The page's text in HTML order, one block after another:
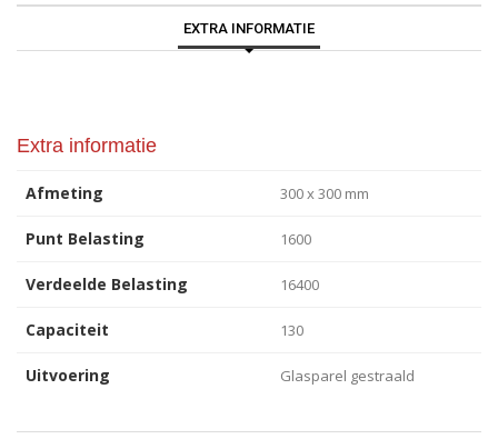
EXTRA INFORMATIE
Extra informatie
Afmeting 300 x 300 mm
Punt Belasting 1600
Verdeelde Belasting 16400
Capaciteit 130
Uitvoering Glasparel gestraald